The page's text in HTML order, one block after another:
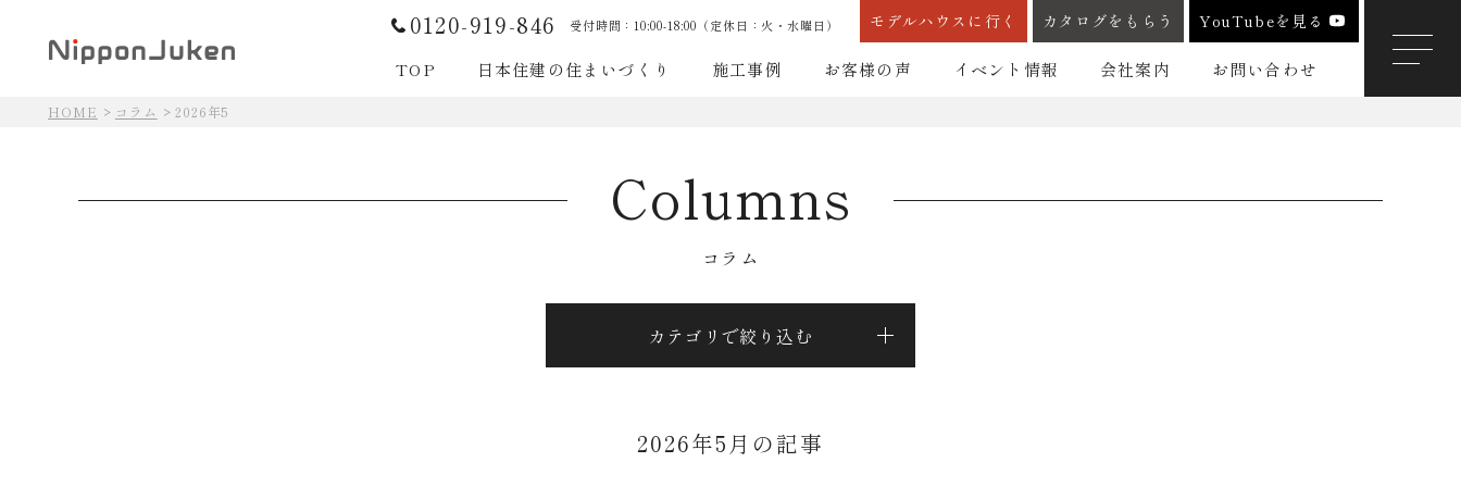
0120-919-846 受付時間：10:00-18:00（定休日：火・水曜日） モデルハウスに行く カタログをもらう YouTubeを見る
TOP 日本住建の住まいづくり
耐震性能 断熱性能
施工事例 お客様の声 イベント情報 会社案内 お問い合わせ
HOME コラム 2026年5
Columns
コラム
カテゴリで絞り込む
2026年5月の記事